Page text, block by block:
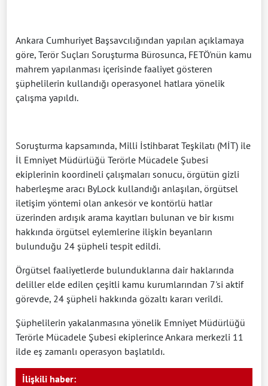
Ankara Cumhuriyet Başsavcılığından yapılan açıklamaya
göre, Terör Suçları Soruşturma Bürosunca, FETÖ'nün kamu
mahrem yapılanması içerisinde faaliyet gösteren
şüphelilerin kullandığı operasyonel hatlara yönelik
çalışma yapıldı.
Soruşturma kapsamında, Milli İstihbarat Teşkilatı (MİT) ile
İl Emniyet Müdürlüğü Terörle Mücadele Şubesi
ekiplerinin koordineli çalışmaları sonucu, örgütün gizli
haberleşme aracı ByLock kullandığı anlaşılan, örgütsel
iletişim yöntemi olan ankesör ve kontörlü hatlar
üzerinden ardışık arama kayıtları bulunan ve bir kısmı
hakkında örgütsel eylemlerine ilişkin beyanların
bulunduğu 24 şüpheli tespit edildi.
Örgütsel faaliyetlerde bulunduklarına dair haklarında
deliller elde edilen çeşitli kamu kurumlarından 7'si aktif
görevde, 24 şüpheli hakkında gözaltı kararı verildi.
Şüphelilerin yakalanmasına yönelik Emniyet Müdürlüğü
Terörle Mücadele Şubesi ekiplerince Ankara merkezli 11
ilde eş zamanlı operasyon başlatıldı.
İlişkili haber: